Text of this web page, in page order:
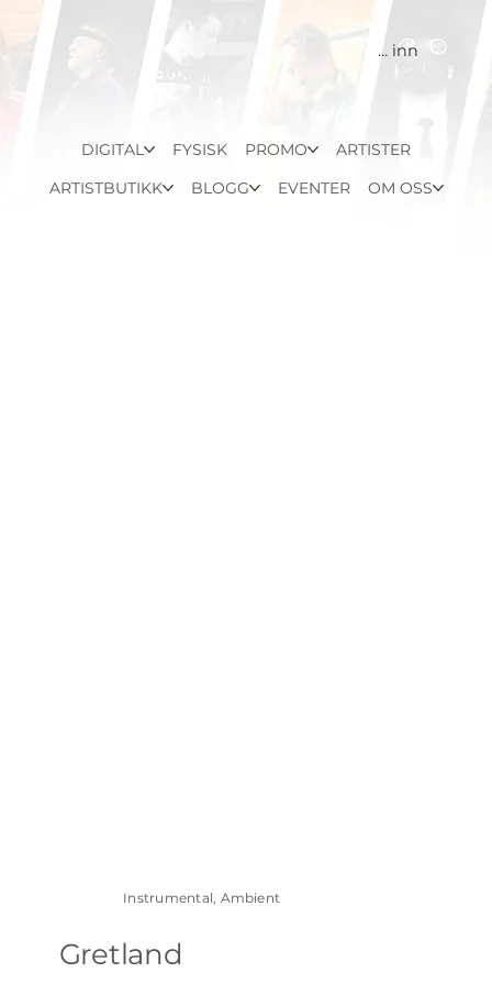
Logg inn
DIGITAL FYSISK PROMO
ARTISTER
ARTISTBUTIKK
BLOGG EVENTER OM OSS
Instrumental, Ambient
Gretland